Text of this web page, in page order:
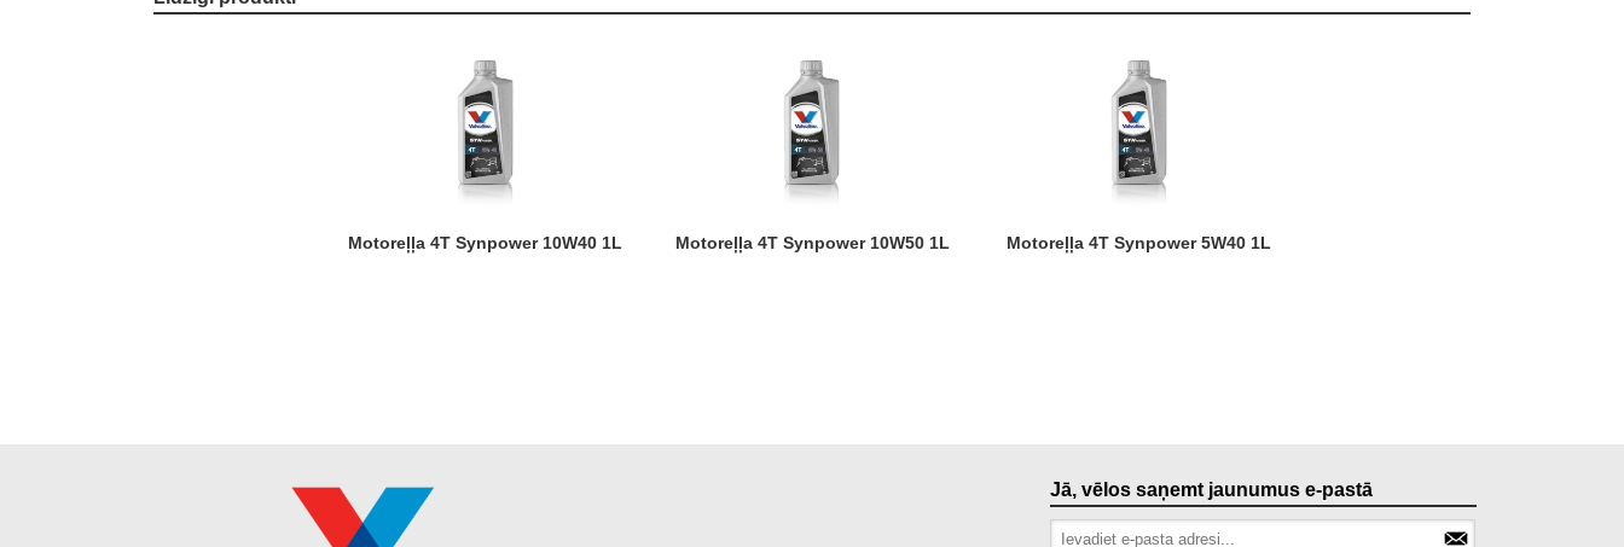
Motoreļļa 4T Synpower 10W40 1L Motoreļļa 4T Synpower 10W50 1L Motoreļļa 4T Synpower 5W40 1L
Jā, vēlos saņemt jaunumus e-pastā